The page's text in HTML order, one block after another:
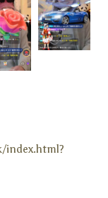
index.html?